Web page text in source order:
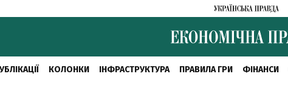
КОЛОНКИ ІНФРАСТРУКТУРА ПРАВИЛА ГРИ ФІНАНСИ